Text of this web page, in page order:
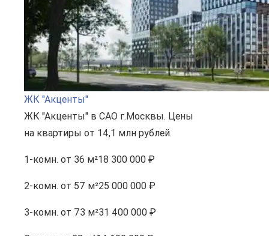
ЖК "Акценты"
ЖК "Акценты" в САО г.Москвы. Цены
на квартиры от 14,1 млн рублей.
1-комн. от 36 м²18 300 000 ₽
2-комн. от 57 м²25 000 000 ₽
3-комн. от 73 м²31 400 000 ₽